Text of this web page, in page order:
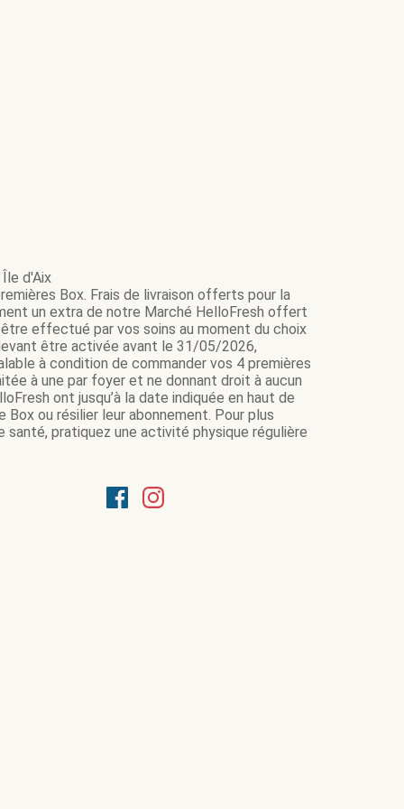
d'Aix
Box. Frais de livraison offerts pour la
un extra de notre Marché HelloFresh offert
effectué par vos soins au moment du choix
être activée avant le 31/05/2026,
à condition de commander vos 4 premières
à une par foyer et ne donnant droit à aucun
ont jusqu’à la date indiquée en haut de
ou résilier leur abonnement. Pour plus
pratiquez une activité physique régulière